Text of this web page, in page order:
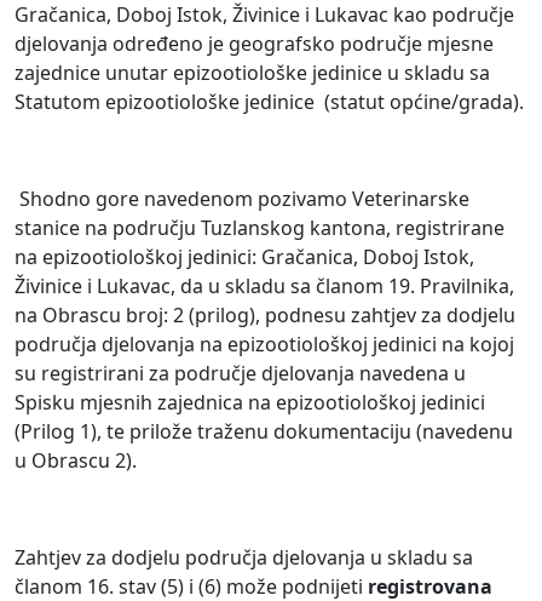
Gračanica, Doboj Istok, Živinice i Lukavac kao područje
djelovanja određeno je geografsko područje mjesne
zajednice unutar epizootiološke jedinice u skladu sa
Statutom epizootiološke jedinice (statut općine/grada).
Shodno gore navedenom pozivamo Veterinarske
stanice na području Tuzlanskog kantona, registrirane
na epizootiološkoj jedinici: Gračanica, Doboj Istok,
Živinice i Lukavac, da u skladu sa članom 19. Pravilnika,
na Obrascu broj: 2 (prilog), podnesu zahtjev za dodjelu
područja djelovanja na epizootiološkoj jedinici na kojoj
su registrirani za područje djelovanja navedena u
Spisku mjesnih zajednica na epizootiološkoj jedinici
(Prilog 1), te prilože traženu dokumentaciju (navedenu
u Obrascu 2).
Zahtjev za dodjelu područja djelovanja u skladu sa
članom 16. stav (5) i (6) može podnijeti registrovana